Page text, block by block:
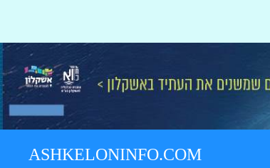
ASHKELONINFO.COM